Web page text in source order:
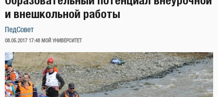
и внешкольной работы
ПедСовет
ОПУБЛИКОВАНО
08.05.2017 17:48 МОЙ УНИВЕРСИТЕТ